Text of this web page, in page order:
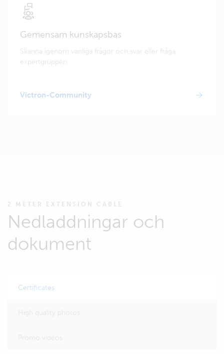
Gemensam kunskapsbas
Skanna igenom vanliga frågor och svar eller fråga
expertgruppen.
Victron-Community
2 METER EXTENSION CABLE
Nedladdningar och
dokument
Certificates